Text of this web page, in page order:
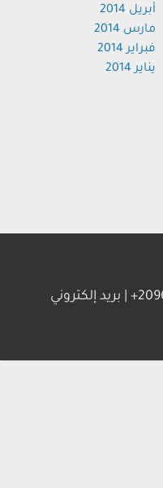
أبريل 2014
مارس 2014
فبراير 2014
يناير 2014
العنوان : جامعة جنوب الوادي 83523 قنا - جمهورية مصر العربية | ت: 20963211281+ | فاكس :20963211279+ | بريد إلكتروني